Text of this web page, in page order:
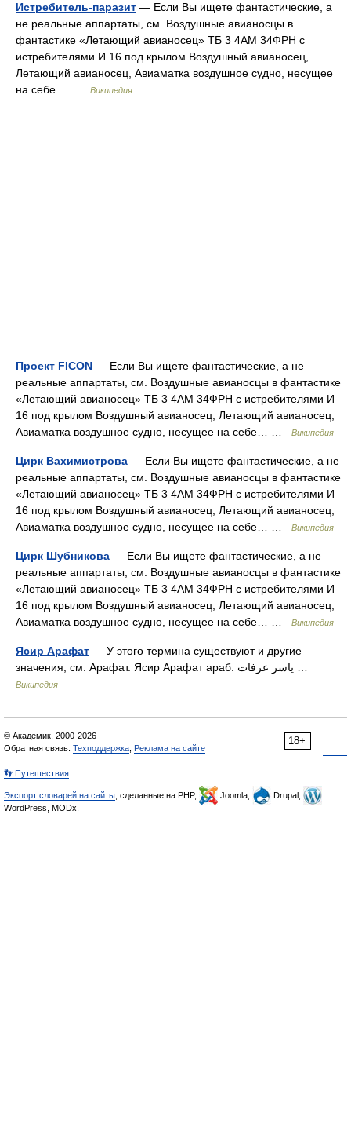
Истребитель-паразит — Если Вы ищете фантастические, а
не реальные аппартаты, см. Воздушные авианосцы в
фантастике «Летающий авианосец» ТБ 3 4АМ 34ФРН с
истребителями И 16 под крылом Воздушный авианосец,
Летающий авианосец, Авиаматка воздушное судно, несущее
на себе… …
Википедия
Проект FICON — Если Вы ищете фантастические, а не
реальные аппартаты, см. Воздушные авианосцы в фантастике
«Летающий авианосец» ТБ 3 4АМ 34ФРН с истребителями И
16 под крылом Воздушный авианосец, Летающий авианосец,
Авиаматка воздушное судно, несущее на себе… …
Википедия
Цирк Вахимистрова — Если Вы ищете фантастические, а не
реальные аппартаты, см. Воздушные авианосцы в фантастике
«Летающий авианосец» ТБ 3 4АМ 34ФРН с истребителями И
16 под крылом Воздушный авианосец, Летающий авианосец,
Авиаматка воздушное судно, несущее на себе… …
Википедия
Цирк Шубникова — Если Вы ищете фантастические, а не
реальные аппартаты, см. Воздушные авианосцы в фантастике
«Летающий авианосец» ТБ 3 4АМ 34ФРН с истребителями И
16 под крылом Воздушный авианосец, Летающий авианосец,
Авиаматка воздушное судно, несущее на себе… …
Википедия
Ясир Арафат — У этого термина существуют и другие
Википедия
18+
© Академик, 2000-2026
Обратная связь: Техподдержка Реклама на сайте
👣 Путешествия
Экспорт словарей на сайты , сделанные на PHP, Joomla,
Drupal,
WordPress, MODx.